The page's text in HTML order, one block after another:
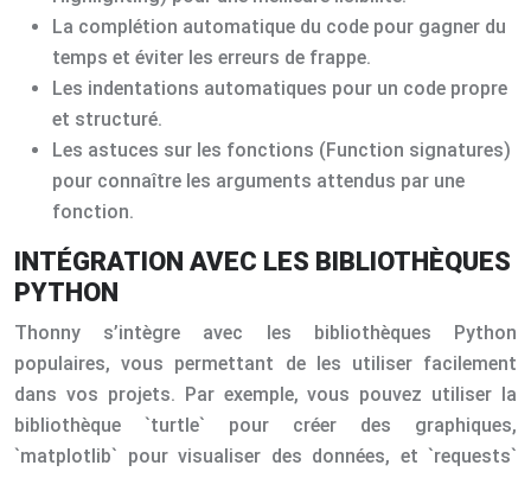
La complétion automatique du code pour gagner du
temps et éviter les erreurs de frappe.
Les indentations automatiques pour un code propre
et structuré.
Les astuces sur les fonctions (Function signatures)
pour connaître les arguments attendus par une
fonction.
INTÉGRATION AVEC LES BIBLIOTHÈQUES
PYTHON
Thonny s’intègre avec les bibliothèques Python
populaires, vous permettant de les utiliser facilement
dans vos projets. Par exemple, vous pouvez utiliser la
bibliothèque `turtle` pour créer des graphiques,
`matplotlib` pour visualiser des données, et `requests`